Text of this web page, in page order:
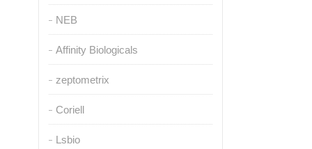
NEB
Affinity Biologicals
zeptometrix
Coriell
Lsbio